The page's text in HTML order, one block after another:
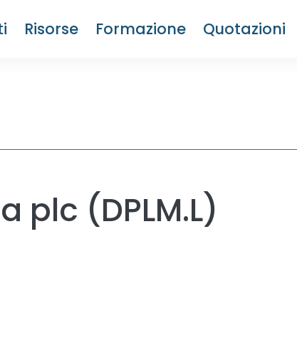
Risorse Formazione Quotazioni
plc (DPLM.L)